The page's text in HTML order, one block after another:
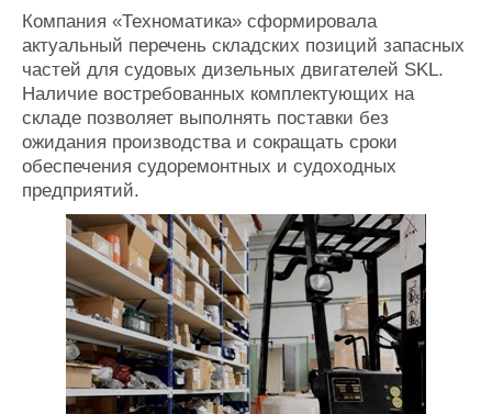
Конференции
Выставки и семинары
Личности
Словарь
Флот
Галерея флота
Форум
Отзывы
Все службы
Компания «Техноматика» сформировала
актуальный перечень складских позиций запасных
частей для судовых дизельных двигателей SKL.
Наличие востребованных комплектующих на
складе позволяет выполнять поставки без
ожидания производства и сокращать сроки
обеспечения судоремонтных и судоходных
предприятий.